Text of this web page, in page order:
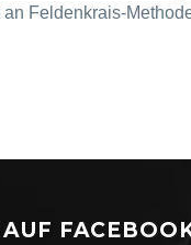
Feldenkrais-